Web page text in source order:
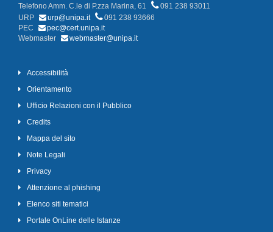
Telefono Amm. C.le di P.zza Marina, 61
091 238 93011
URP
urp@unipa.it
091 238 93666
PEC
pec@cert.unipa.it
Webmaster
webmaster@unipa.it
Accessibilità
Orientamento
Ufficio Relazioni con il Pubblico
Credits
Mappa del sito
Note Legali
Privacy
Attenzione al phishing
Elenco siti tematici
Portale OnLine delle Istanze